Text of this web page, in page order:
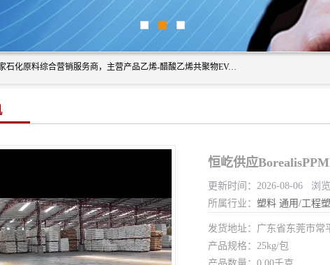
东莞市恒屹国际贸易有限公司（简称：恒屹国际）是一家石化原料综合营销服务商，主营产品乙烯-醋酸乙烯共聚物EVA、聚酰胺PA（尼龙）、醚酯型热塑弹性体TPEE等，公司秉承以市场为导向的战略思想，致力于大宗石化原料在中国市场的营销服务业务，为客户提供一站式的全面服务。
恒屹供应
更新时间：2026-08-06 浏
所属行业： 塑料 通用/工程
发货地址：广东省东莞市常
产品规格：25kg/包